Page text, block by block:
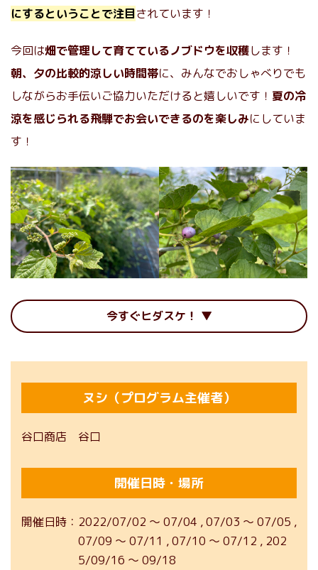
にするということで注目されています！
今回は畑で管理して育てているノブドウを収穫します！
朝、夕の比較的涼しい時間帯に、みんなでおしゃべりでも
しながらお手伝いご協力いただけると嬉しいです！ 夏の冷
涼を感じられる飛騨でお会いできるのを楽しみにしていま
す！
今すぐヒダスケ！
ヌシ（プログラム主催者）
谷口商店 谷口
開催日時・場所
開催日時 2022/07/02 ～ 07/04 07/03 ～ 07/05
07/09 ～ 07/11 07/10 ～ 07/12
202
5/09/16 ～ 09/18